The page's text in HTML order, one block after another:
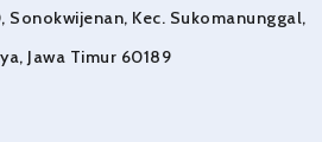
Sonokwijenan, Kec. Sukomanunggal,
Jawa Timur 60189